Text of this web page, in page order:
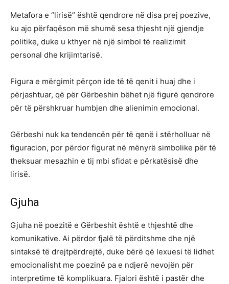
Metafora e “lirisë” është qendrore në disa prej poezive,
ku ajo përfaqëson më shumë sesa thjesht një gjendje
politike, duke u kthyer në një simbol të realizimit
personal dhe krijimtarisë.
Figura e mërgimit përçon ide të të qenit i huaj dhe i
përjashtuar, që për Gërbeshin bëhet një figurë qendrore
për të përshkruar humbjen dhe alienimin emocional.
Gërbeshi nuk ka tendencën për të qenë i stërholluar në
figuracion, por përdor figurat në mënyrë simbolike për të
theksuar mesazhin e tij mbi sfidat e përkatësisë dhe
lirisë.
Gjuha
Gjuha në poezitë e Gërbeshit është e thjeshtë dhe
komunikative. Ai përdor fjalë të përditshme dhe një
sintaksë të drejtpërdrejtë, duke bërë që lexuesi të lidhet
emocionalisht me poezinë pa e ndjerë nevojën për
interpretime të komplikuara. Fjalori është i pastër dhe